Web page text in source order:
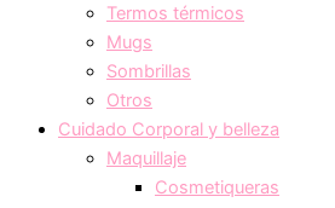
Termos térmicos
Mugs
Sombrillas
Otros
Cuidado Corporal y belleza
Maquillaje
Cosmetiqueras